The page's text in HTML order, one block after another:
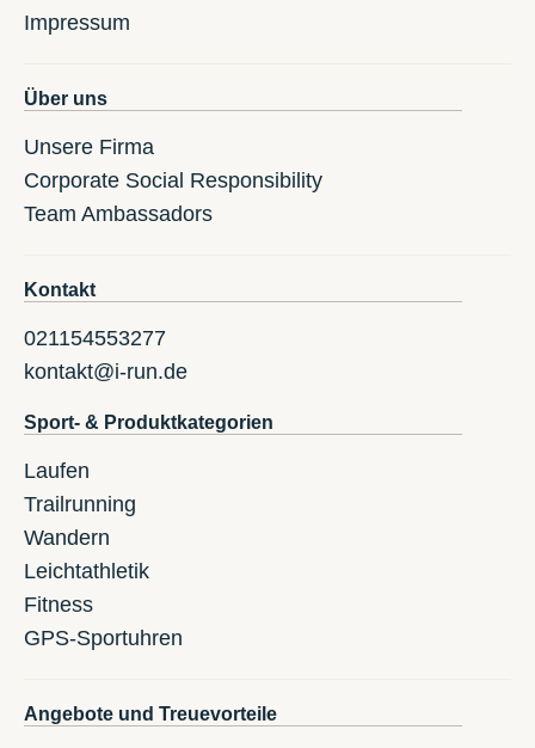
Impressum
Über uns
Unsere Firma
Corporate Social Responsibility
Team Ambassadors
Kontakt
021154553277
kontakt@i-run.de
Sport- & Produktkategorien
Laufen
Trailrunning
Wandern
Leichtathletik
Fitness
GPS-Sportuhren
Angebote und Treuevorteile